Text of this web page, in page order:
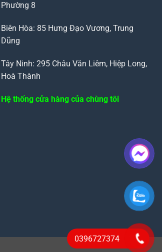
Phường 8
Biên Hòa: 85 Hưng Đạo Vương, Trung
Dũng
Tây Ninh: 295 Châu Văn Liêm, Hiệp Long,
Hoà Thành
Hệ thống cửa hàng của chùng tôi
0396727374